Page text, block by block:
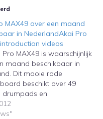
MAX49 over een maand
in NederlandAkai Pro
videos
Pro MAX49 is waarschijnlijk
maand beschikbaar in
Dit mooie rode
beschikt over 49
drumpads en
schuifknoppen